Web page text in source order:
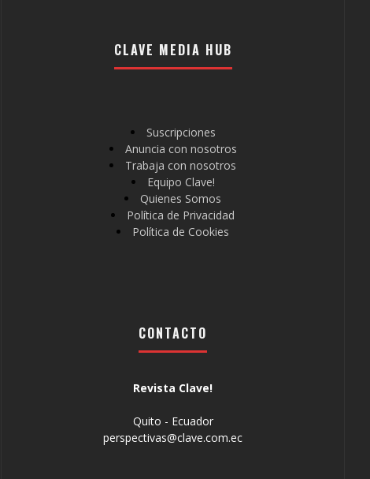
CLAVE MEDIA HUB
Suscripciones
Anuncia con nosotros
Trabaja con nosotros
Equipo Clave!
Quienes Somos
Política de Privacidad
Política de Cookies
CONTACTO
Revista Clave!
Quito - Ecuador
perspectivas@clave.com.ec